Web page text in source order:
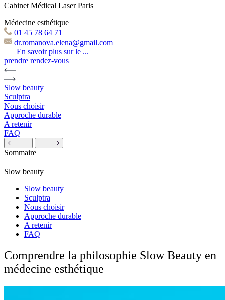
Cabinet Médical Laser Paris
Médecine esthétique
01 45 78 64 71
dr.romanova.elena@gmail.com
En savoir plus sur le ...
prendre rendez-vous
Slow beauty
Sculptra
Nous choisir
Approche durable
A retenir
FAQ
Sommaire
Slow beauty
Slow beauty
Sculptra
Nous choisir
Approche durable
A retenir
FAQ
Comprendre la philosophie Slow Beauty en
médecine esthétique